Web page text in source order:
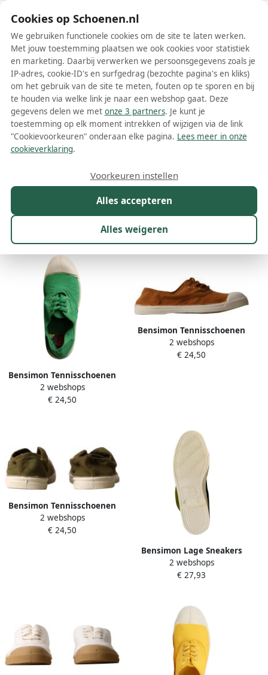
Schoenen.nl
Wis filters Alle filters
Bensimon schoenen
Meer lezen
Kleur Prijs
104 resultaten:
Bensimon Tennisschoenen
met veters
2 webshops
€ 24,50
Bensimon Tennisschoenen
met veters
2 webshops
€ 24,50
Bensimon Tennisschoenen
om aan te trekken
2 webshops
€ 24,50
Bensimon Lage Sneakers
TENNIS LACET
2 webshops
€ 27,93
Cookies op Schoenen.nl
We gebruiken functionele cookies om de site te laten werken.
Met jouw toestemming plaatsen we ook cookies voor statistiek
en marketing. Daarbij verwerken we persoonsgegevens zoals je
IP-adres, cookie-ID's en surfgedrag (bezochte pagina's en kliks)
om het gebruik van de site te meten, fouten op te sporen en bij
te houden via welke link je naar een webshop gaat. Deze
gegevens delen we met onze 3 partners. Je kunt je
toestemming op elk moment intrekken of wijzigen via de link
"Cookievoorkeuren" onderaan elke pagina. Lees meer in onze
cookieverklaring.
Alles accepteren
Alles weigeren
Voorkeuren instellen